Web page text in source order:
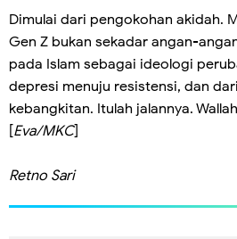
Dimulai dari pengokohan akidah.
Gen Z bukan sekadar angan-
pada Islam sebagai ideologi
depresi menuju resistensi, dan
kebangkitan. Itulah jalannya.
[Eva/MKC]
Retno Sari